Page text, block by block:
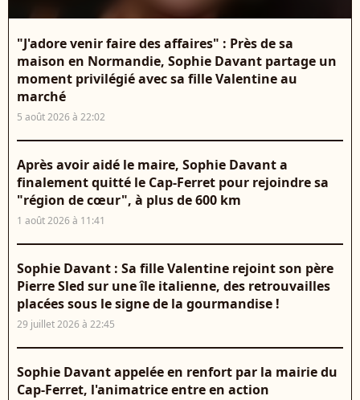
"J'adore venir faire des affaires" : Près de sa
maison en Normandie, Sophie Davant partage un
moment privilégié avec sa fille Valentine au
marché
5 août 2026 à 22:02
Après avoir aidé le maire, Sophie Davant a
finalement quitté le Cap-Ferret pour rejoindre sa
"région de cœur", à plus de 600 km
1 août 2026 à 11:41
Sophie Davant : Sa fille Valentine rejoint son père
Pierre Sled sur une île italienne, des retrouvailles
placées sous le signe de la gourmandise !
29 juillet 2026 à 22:45
Sophie Davant appelée en renfort par la mairie du
Cap-Ferret, l'animatrice entre en action